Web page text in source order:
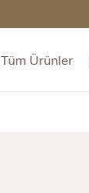
Tüm Ürünler